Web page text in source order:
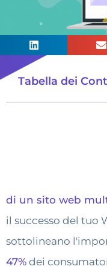
Tabella dei
di un sito web
il successo del tuo
sottolineano
47% dei